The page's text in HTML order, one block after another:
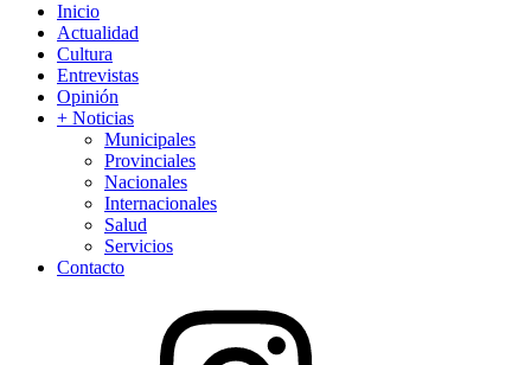
Inicio
Actualidad
Cultura
Entrevistas
Opinión
+ Noticias
Municipales
Provinciales
Nacionales
Internacionales
Salud
Servicios
Contacto